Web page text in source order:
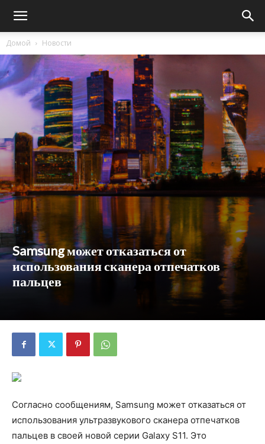
Домой Новости
Samsung может отказаться от
использования сканера отпечатков
пальцев
Согласно сообщениям, Samsung может отказаться от
использования ультразвукового сканера отпечатков
пальцев в своей новой серии Galaxy S11. Это